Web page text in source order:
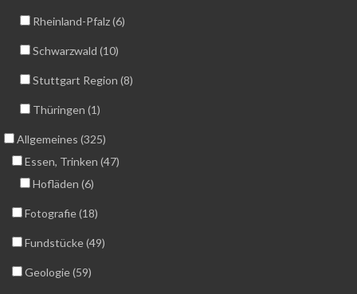
Rheinland-Pfalz (6)
Schwarzwald (10)
Stuttgart Region (8)
Thüringen (1)
Allgemeines (325)
Essen, Trinken (47)
Hofläden (6)
Fotografie (18)
Fundstücke (49)
Geologie (59)